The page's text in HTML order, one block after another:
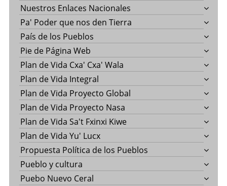
Nuestros Enlaces Nacionales
Pa' Poder que nos den Tierra
País de los Pueblos
Pie de Página Web
Plan de Vida Cxa' Cxa' Wala
Plan de Vida Integral
Plan de Vida Proyecto Global
Plan de Vida Proyecto Nasa
Plan de Vida Sa't Fxinxi Kiwe
Plan de Vida Yu' Lucx
Propuesta Política de los Pueblos
Pueblo y cultura
Puebo Nuevo Ceral